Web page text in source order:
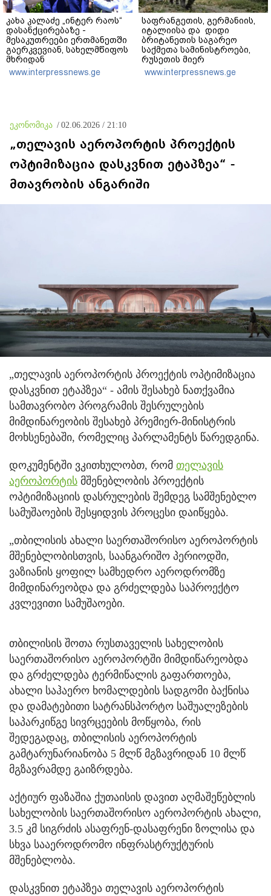
კახა კალაძე „ინტერ რაოს“
დასანქცირებაზე -
მესაკუთრეები ერთმანეთში
გაერკვევიან, სახელმწიფოს
მხრიდან
ბიზნესსაქმიანობაში
უხეშად ჩარევა,
სახელმწიფოს მოქმედება,
ნაბიჯებს გადავდგამთ
www.interpressnews.ge
საფრანგეთის, გერმანიის,
იტალიისა და დიდი
ბრიტანეთის საგარეო
საქმეთა სამინისტროები,
რუსეთის მიერ
საქართველოს ოკუპაციის
მორიგ წლისთავთან
www.interpressnews.ge
ეკონომიკა / 02.06.2026 / 21:10
„თელავის აეროპორტის პროექტის
ოპტიმიზაცია დასკვნით ეტაპზეა“ -
მთავრობის ანგარიში
„თელავის აეროპორტის პროექტის ოპტიმიზაცია
დასკვნით ეტაპზეა“ - ამის შესახებ ნათქვამია
სამთავრობო პროგრამის შესრულების
მიმდინარეობის შესახებ პრემიერ-მინისტრის
მოხსენებაში, რომელიც პარლამენტს წარედგინა.
დოკუმენტში ვკითხულობთ, რომ თელავის
აეროპორტის მშენებლობის პროექტის
ოპტიმიზაციის დასრულების შემდეგ სამშენებლო
სამუშაოების შესყიდვის პროცესი დაიწყება.
„თბილისის ახალი საერთაშორისო აეროპორტის
მშენებლობისთვის, საანგარიშო პერიოდში,
ვაზიანის ყოფილ სამხედრო აეროდრომზე
მიმდინარეობდა და გრძელდება საპროექტო
კვლევითი სამუშაოები.
თბილისის შოთა რუსთაველის სახელობის
საერთაშორისო აეროპორტში მიმდიწარეობდა
და გრძელდება ტერმიწალის გაფართოება,
ახალი საჰაერო ხომალდების სადგომი ბაქნისა
და დამატებითი სატრანსპორტო საშუალეზების
საპარკიწგე სივრცეების მოწყობა, რის
შედეგადაც, თბილისის აეროპორტის
გამტარუნარიანობა 5 მლწ მგზავრიდან 10 მლწ
მგზავრამდე გაიზრდება.
აქტიურ ფაზაშია ქუთაისის დავით აღმაშეწებლის
სახელობის საერთაშორისო აეროპორტის ახალი,
3.5 კმ სიგრძის ასაფრენ-დასაფრენი ზოლისა და
სხვა სააეროდრომო ინფრასტრუქტურის
მშენებლობა.
დასკვნით ეტაპზეა თელავის აეროპორტის